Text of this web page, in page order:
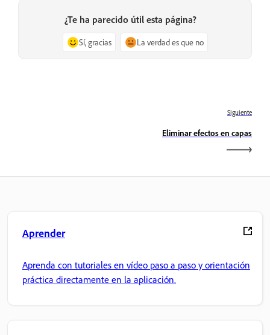
¿Te ha parecido útil esta página?
Sí, gracias La verdad es que no
Siguiente
Eliminar efectos en capas
Aprender
Aprenda con tutoriales en vídeo paso a paso y orientación
práctica directamente en la aplicación.